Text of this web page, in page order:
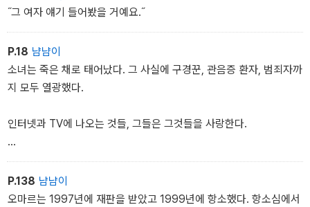
˝그 여자 얘기 들어봤을 거예요.˝
P.18 냠냠이
소녀는 죽은 채로 태어났다. 그 사실에 구경꾼, 관음증 환자, 범죄자까
지 모두 열광했다.
인터넷과 TV에 나오는 것들, 그들은 그것들을 사랑한다.
그리고 그건 미스터 블로흐, 당신에게도 편리했을 것이다.
P.138 냠냠이
오마르는 1997년에 재판을 받았고 1999년에 항소했다. 항소심에서